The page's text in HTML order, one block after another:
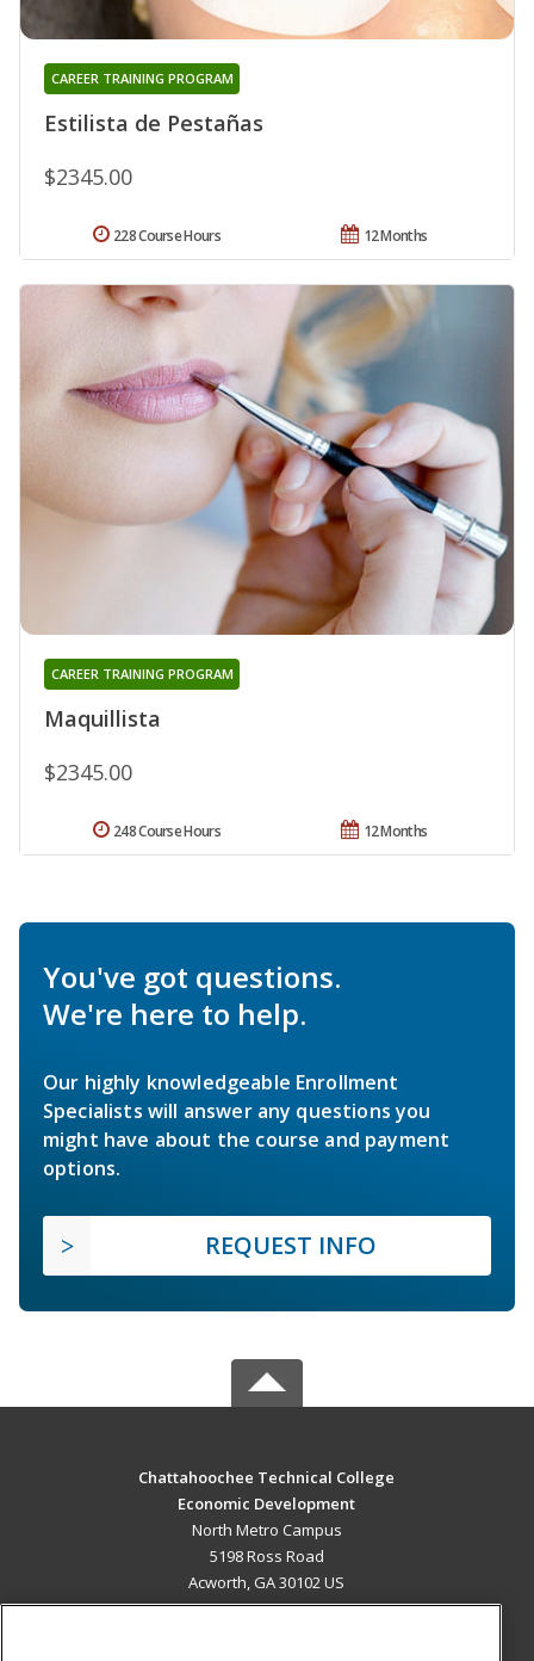
Estilista de Pestañas
CAREER TRAINING PROGRAM
$2345.00
12 Months
228 Course Hours
Maquillista
CAREER TRAINING PROGRAM
$2345.00
12 Months
248 Course Hours
You've got questions.
We're here to help.
Our highly knowledgeable Enrollment
Specialists will answer any questions you
might have about the course and payment
options.
REQUEST INFO
Chattahoochee Technical College
Economic Development
North Metro Campus
5198 Ross Road
Acworth, GA 30102 US